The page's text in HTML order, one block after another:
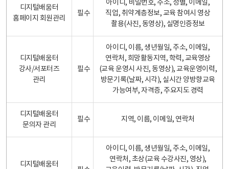
디지털배움터
홈페이지 회원관리
필수
아이디, 비밀번호, 주소, 성별, 이메일,
직업, 취약계층정보, 교육 참여시 영상
촬용(사진, 동영상), 실명인증정보
디지털배움터
강사/서포터즈
관리
필수
아이디, 이름, 생년월일, 주소, 이메일,
연락처, 희망활동지역, 학력, 교육영상
(교육 운영시 사진, 동영상), 교육운영이력,
방문기록(날짜, 시각), 실시간 양방향교육
가능여부, 자격증, 주요지도 경력
디지털배움터
문의자 관리
필수 지역, 이름, 이메일, 연락처
디지털배움터
아이디, 이름, 생년월일, 주소, 이메일,
연락처, 초상(교육 수강사진, 영상),